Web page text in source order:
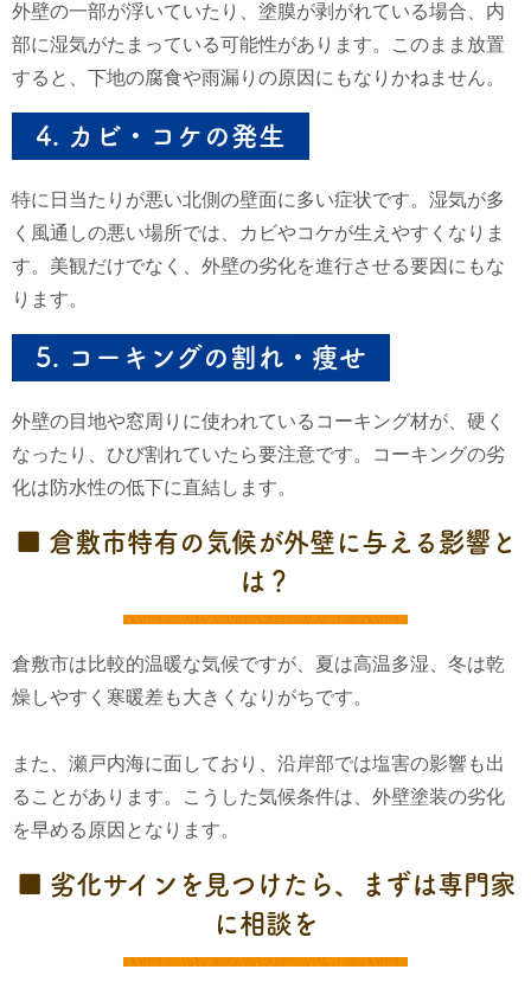
外壁の一部が浮いていたり、塗膜が剥がれている場合、内
部に湿気がたまっている可能性があります。このまま放置
すると、下地の腐食や雨漏りの原因にもなりかねません。
4. カビ・コケの発生
特に日当たりが悪い北側の壁面に多い症状です。湿気が多
く風通しの悪い場所では、カビやコケが生えやすくなりま
す。美観だけでなく、外壁の劣化を進行させる要因にもな
ります。
5. コーキングの割れ・痩せ
外壁の目地や窓周りに使われているコーキング材が、硬く
なったり、ひび割れていたら要注意です。コーキングの劣
化は防水性の低下に直結します。
■ 倉敷市特有の気候が外壁に与える影響と
は？
倉敷市は比較的温暖な気候ですが、夏は高温多湿、冬は乾
燥しやすく寒暖差も大きくなりがちです。
また、瀬戸内海に面しており、沿岸部では塩害の影響も出
ることがあります。こうした気候条件は、外壁塗装の劣化
を早める原因となります。
■ 劣化サインを見つけたら、まずは専門家
に相談を